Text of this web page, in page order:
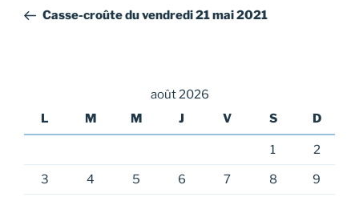
l’article
précédent
Casse-croûte du vendredi 21 mai 2021
août 2026
L
M M J V S D
1 2
3 4 5 6 7 8 9